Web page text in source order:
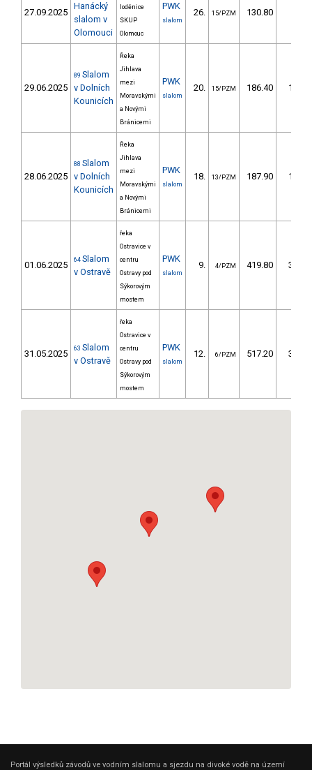
27.09.2025
Hanácký
slalom v
Olomouci
loděnice
SKUP
Olomouc
PWK
slalom
26. 15/PZM 130.80
29.06.2025
89 Slalom
v Dolních
Kounicích
Řeka
Jihlava
mezi
Moravskými
a Novými
Bránicemi
PWK
slalom
20. 15/PZM 186.40 146,9
28.06.2025
88 Slalom
v Dolních
Kounicích
Řeka
Jihlava
mezi
Moravskými
a Novými
Bránicemi
PWK
slalom
18. 13/PZM 187.90 149,0
01.06.2025 64 Slalom
v Ostravě
řeka
Ostravice v
centru
Ostravy pod
Sýkorovým
mostem
PWK
slalom
9. 4/PZM 419.80 364,4
31.05.2025 63 Slalom
v Ostravě
řeka
Ostravice v
centru
Ostravy pod
Sýkorovým
mostem
PWK
slalom
12. 6/PZM 517.20 398,2
Portál výsledků závodů ve vodním slalomu a sjezdu na divoké vodě na území